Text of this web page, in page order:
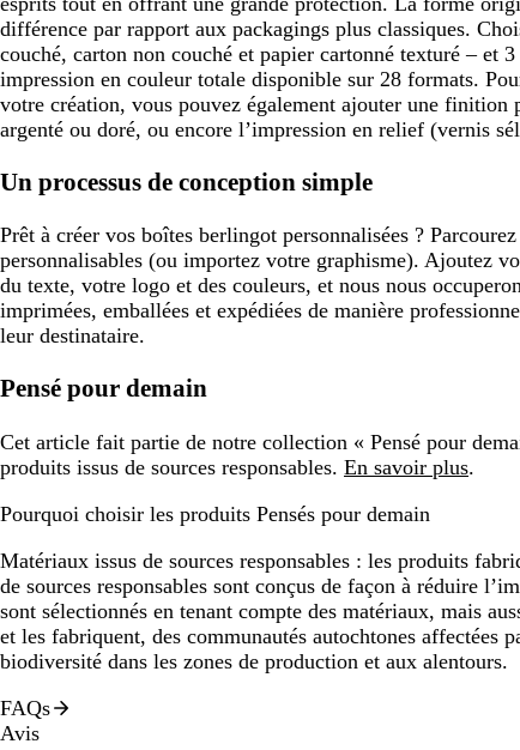
différence par rapport aux packagings plus classiques.
couché, carton non couché et papier cartonné texturé – et
impression en couleur totale disponible sur 28 formats.
votre création, vous pouvez également ajouter une finition
argenté ou doré, ou encore l’impression en relief (vernis
Un processus de conception simple
Prêt à créer vos boîtes berlingot personnalisées ?
personnalisables (ou importez votre graphisme). Ajoutez
du texte, votre logo et des couleurs, et nous nous
imprimées, emballées et expédiées de manière
leur destinataire.
Pensé pour demain
Cet article fait partie de notre collection « Pensé pour
produits issus de sources responsables. En savoir plus.
Pourquoi choisir les produits Pensés pour demain
Matériaux issus de sources responsables : les produits
de sources responsables sont conçus de façon à réduire
sont sélectionnés en tenant compte des matériaux, mais
et les fabriquent, des communautés autochtones affectées
biodiversité dans les zones de production et aux alentours.
FAQs
Avis